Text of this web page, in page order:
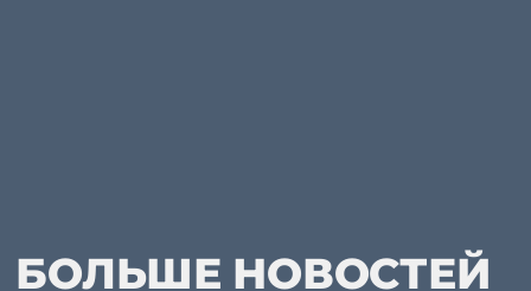
БОЛЬШЕ НОВОСТЕЙ